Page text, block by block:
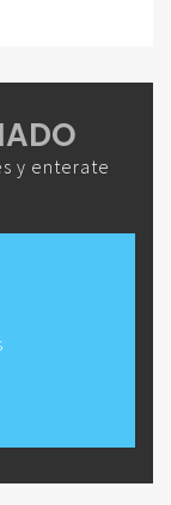
y enterate